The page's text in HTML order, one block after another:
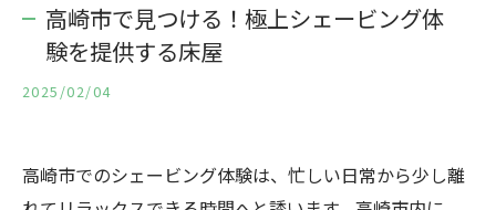
高崎市で見つける！極上シェービング体
験を提供する床屋
2025/02/04
高崎市でのシェービング体験は、忙しい日常から少し離